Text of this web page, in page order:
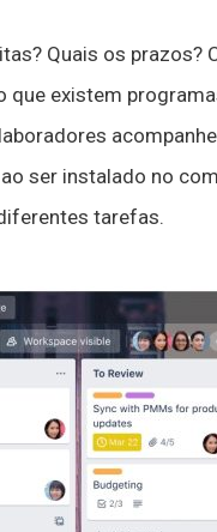
Quais os prazos?
que existem
ser instalado no
tarefas.